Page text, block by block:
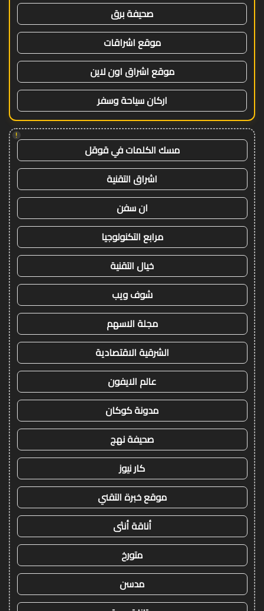
صحيفة برق
موقع اشراقات
موقع اشراق اون لاين
اركان سياحة وسفر
!
مسك الكلمات في قوقل
اشراق التقنية
ان سفن
مرابع التكنولوجيا
خيال التقنية
شوف ويب
مجلة الاسهم
الشرقية الاقتصادية
عالم الايفون
مدونة كوكان
صحيفة نهج
كار نيوز
موقع خبرة التقني
أناقة أنثى
متورخ
مدسن